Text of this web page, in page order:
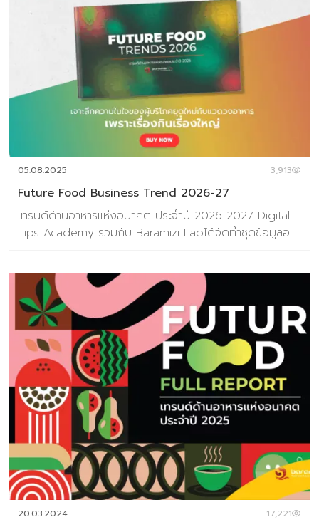
Trend 2026-2027 หนังสือสรุปเทรนด์ด้านอาหารแห่ง
อนาคต ประจำปี 2026 (ชุดข้อมูลเทรนด์อยู่ในรูปแบบ E-
Book สามารถดาวน์โหลดอ่านได้ทันที) พิเศษราคา
6,384 บาท จากราคาเต็ม 7,980 บาท ชุดข้อมูลที่ 1 Thai
Consumer Future Insight in Food Industry เจาะลึก
ความในใจของผู้บริโภคยุดใหม่กับแวดวงอาหาร เพราะเรื่องกิน
เรื่องใหญ่ เนื้อหาภายเล่ม ประกอบด้วย Introduction แนวคิด
ทฤษฎีและสมมติฐานงานวิจัย บทที่ 1 Respondents’ Profile
กลุ่มตัวอย่างงานวิจัย บทที่ 2 Food in Thais’ Life –
Occasion อาหารกับโอกาสในชีวิตประจำวัน บทที่ 3 Update
Eating & Buying Behavior รูปแบบการกินและการตัดสินใจซ
[…]
05.08.2025 3,913
Future Food Business Trend 2026-27
เทรนด์ด้านอาหารแห่งอนาคต ประจำปี 2026-2027 Digital
Tips Academy ร่วมกับ Baramizi Labได้จัดทำชุดข้อมูลอิน
การแค่ “ตามเทรนด์” ไม่พออีกต่อไปแต่ต้อง มองเห็นอนาคต
ก่อนใคร เพื่อวางกลยุทธ์ให้แม่นยำ (ชุดข้อมูลเทรนด์อยู่ในรูป
แบบ E-Book ) เนื้อหาภายในเล่ม 186 หน้า ครอบคลุม
Introduction แนวคิด ทฤษฎีและสมมติฐานงานวิจัย บทที่
1 Future Food Trend เปิดมุมมองเพื่อมองเห็นโอกาสในภาพ
รวมอุตสาหกรรมอาหารแห่งอนาคต 10 แนวโน้มธุรกิจอาหาร
แห่งอนาคต ประกอบไปด้วย 1. Well-Mental Eating 2.
Personalized Nutrition 3. Edible Beauty 4. Through
the root 5. Eye Foodie 6. Extraordinary Meal 7.
Alternative Nutrition 8. Foods for the world 9.
Localized Chain 10. FoodTech บทที่ 2 Food Market
Analysis (Global) ข้อมูลสถานการณ์ตลาดของอุตสาหกรรม
อาหาร บทที่ 3 ข้อมูลกรณีศึกษากว่า 100 เคส บทที่ 4 ผลการ
วิจัยผู้บริโภคชาวไทย 800 ตัวอย่างเกี่ยวกับการตอบรับเท
20.03.2024 17,221